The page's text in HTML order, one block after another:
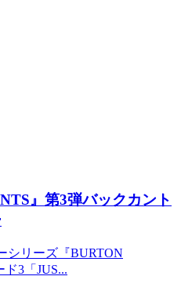
』第3弾バックカント
シリーズ『BURTON
ド3「JUS...